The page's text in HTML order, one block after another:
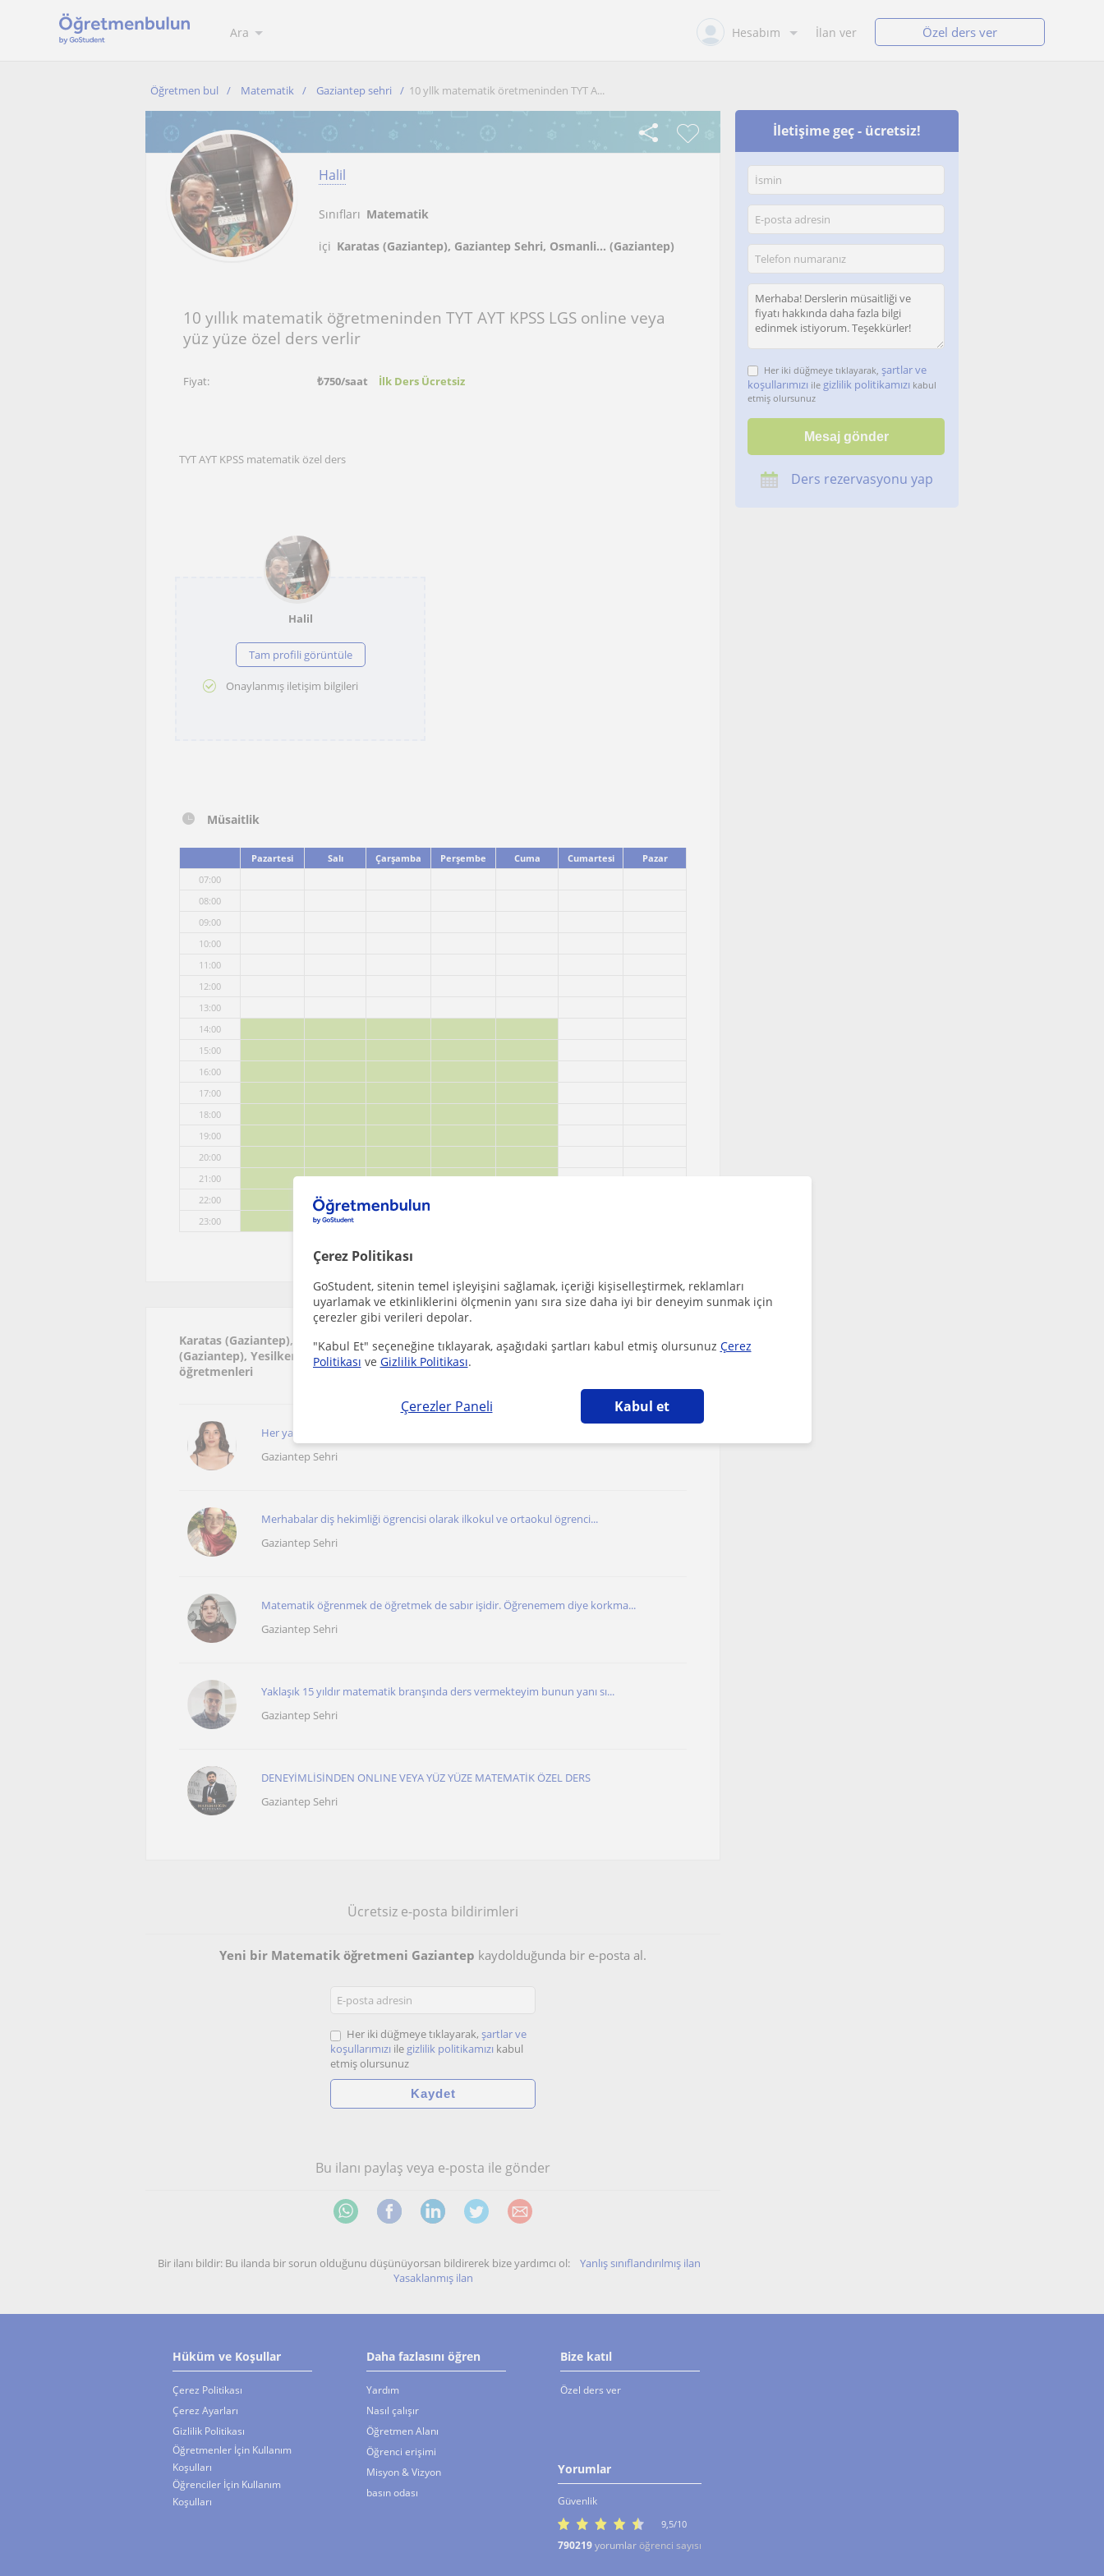
Çerez Politikası
GoStudent, sitenin temel işleyişini sağlamak, içeriği kişiselleştirmek, reklamları
uyarlamak ve etkinliklerini ölçmenin yanı sıra size daha iyi bir deneyim sunmak için
çerezler gibi verileri depolar.
"Kabul Et" seçeneğine tıklayarak, aşağıdaki şartları kabul etmiş olursunuz Çerez
Politikası ve Gizlilik Politikası.
Çerezler Paneli Kabul et
Ara Hesabım İlan ver Özel ders ver
Öğretmen bul Matematik Gaziantep sehri 10 yllk matematik öretmeninden TYT A...
Halil
Sınıfları Matematik
içi Karatas (Gaziantep), Gaziantep Sehri, Osmanli... (Gaziantep)
10 yıllık matematik öğretmeninden TYT AYT KPSS LGS online veya
yüz yüze özel ders verlir
Fiyat: ₺750/saat İlk Ders Ücretsiz
TYT AYT KPSS matematik özel ders
Halil
Tam profili görüntüle
Onaylanmış iletişim bilgileri
Müsaitlik
Pazartesi Salı Çarşamba Perşembe Cuma Cumartesi
Pazar
07:00
08:00
09:00
10:00
11:00
12:00
13:00
14:00
15:00
16:00
17:00
18:00
19:00
20:00
21:00
22:00
23:00
Karatas (Gaziantep), Gaziantep sehri, Osmanli (Gaziantep), Sehitkamil, Taslica
(Gaziantep), Yesilkent (Gaziantep) bölgesinde ilginizi çekebilecek diğer Matematik
öğretmenleri
Her yaştan öğrenciye ders veren matematik öğretmeni
Gaziantep Sehri
Merhabalar diş hekimliği ögrencisi olarak ilkokul ve ortaokul ögrenci...
Gaziantep Sehri
Matematik öğrenmek de öğretmek de sabır işidir. Öğrenemem diye korkma...
Gaziantep Sehri
Yaklaşık 15 yıldır matematik branşında ders vermekteyim bunun yanı sı...
Gaziantep Sehri
DENEYİMLİSİNDEN ONLINE VEYA YÜZ YÜZE MATEMATİK ÖZEL DERS
Gaziantep Sehri
Ücretsiz e-posta bildirimleri
Yeni bir Matematik öğretmeni Gaziantep kaydolduğunda bir e-posta al.
Her iki düğmeye tıklayarak, şartlar ve
koşullarımızı ile gizlilik politikamızı kabul
etmiş olursunuz
Bu ilanı paylaş veya e-posta ile gönder
Bir ilanı bildir: Bu ilanda bir sorun olduğunu düşünüyorsan bildirerek bize yardımcı ol: Yanlış sınıflandırılmış ilan
Yasaklanmış ilan
İletişime geç - ücretsiz!
Her iki düğmeye tıklayarak, şartlar ve
koşullarımızı ile gizlilik politikamızı kabul
etmiş olursunuz
Ders rezervasyonu yap
Hüküm ve Koşullar
Çerez Politikası
Çerez Ayarları
Gizlilik Politikası
Öğretmenler İçin Kullanım
Koşulları
Öğrenciler İçin Kullanım
Koşulları
Daha fazlasını öğren
Yardım
Nasıl çalışır
Öğretmen Alanı
Öğrenci erişimi
Misyon & Vizyon
basın odası
Bize katıl
Özel ders ver
Yorumlar
Güvenlik
9,5/10
790219yorumlar öğrenci sayısı